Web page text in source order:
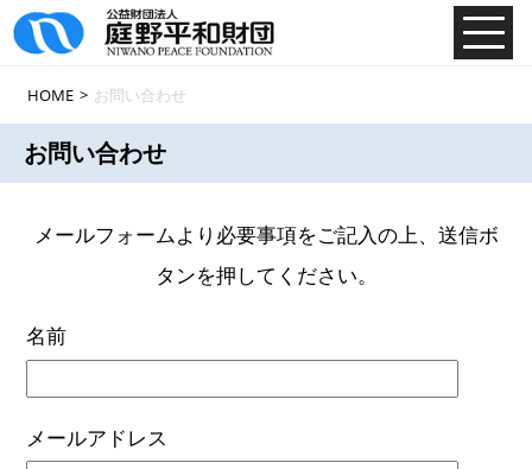
HOME > お問い合わせ
お問い合わせ
メールフォームより必要事項をご記入の上、送信ボ
タンを押してください。
名前
メールアドレス